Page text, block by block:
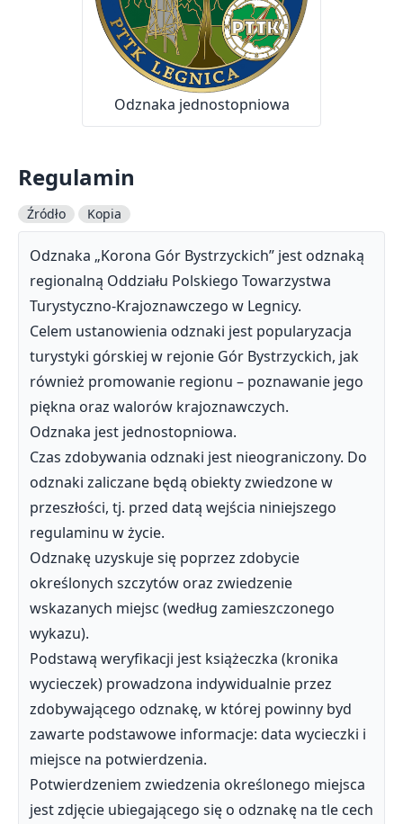
Odznaka jednostopniowa
Regulamin
Źródło Kopia
Odznaka „Korona Gór Bystrzyckich” jest odznaką
regionalną Oddziału Polskiego Towarzystwa
Turystyczno-Krajoznawczego w Legnicy.
Celem ustanowienia odznaki jest popularyzacja
turystyki górskiej w rejonie Gór Bystrzyckich, jak
również promowanie regionu – poznawanie jego
piękna oraz walorów krajoznawczych.
Odznaka jest jednostopniowa.
Czas zdobywania odznaki jest nieograniczony. Do
odznaki zaliczane będą obiekty zwiedzone w
przeszłości, tj. przed datą wejścia niniejszego
regulaminu w życie.
Odznakę uzyskuje się poprzez zdobycie
określonych szczytów oraz zwiedzenie
wskazanych miejsc (według zamieszczonego
wykazu).
Podstawą weryfikacji jest książeczka (kronika
wycieczek) prowadzona indywidualnie przez
zdobywającego odznakę, w której powinny byd
zawarte podstawowe informacje: data wycieczki i
miejsce na potwierdzenia.
Potwierdzeniem zwiedzenia określonego miejsca
jest zdjęcie ubiegającego się o odznakę na tle cech